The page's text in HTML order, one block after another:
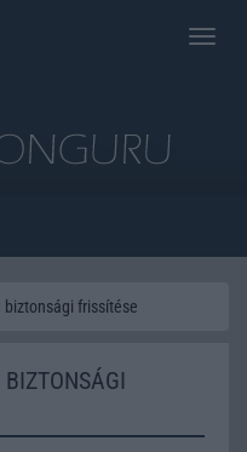
Toggle
biztonsági frissítése